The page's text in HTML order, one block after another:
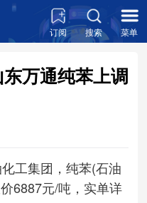
订阅 搜索 菜单
万通纯苯上调
工集团，纯苯(石油
6887元/吨，实单详